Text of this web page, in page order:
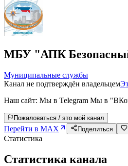
МБУ "АПК
Муниципальные службы
Канал не подтверждён владельцем
Наш сайт: Мы в Telegram Мы в
Пожаловаться / это мой канал
Перейти в MAX Поделиться
Статистика
Статистика канала